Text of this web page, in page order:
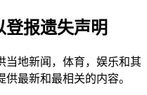
报遗失声明
当地新闻，体育，娱乐和其
最新和最相关的内容。